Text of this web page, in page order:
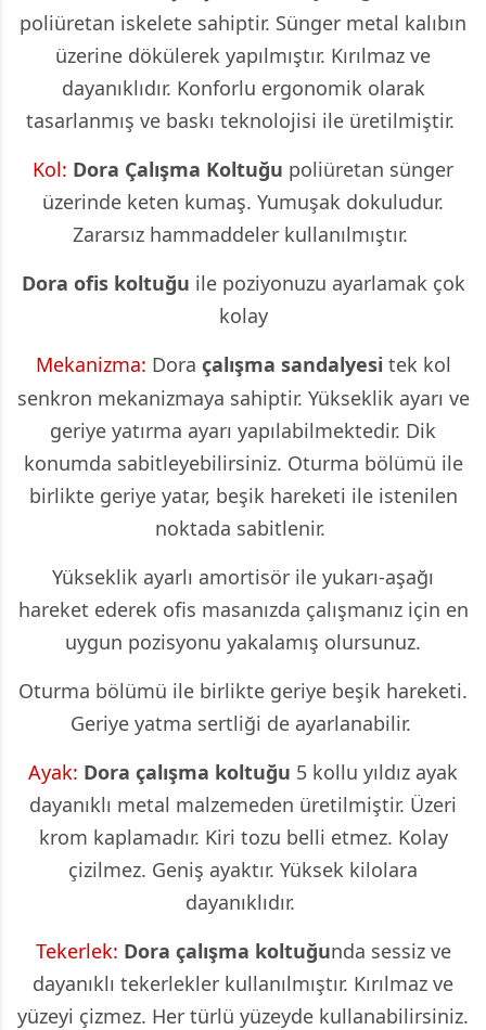
poliüretan iskelete sahiptir. Sünger metal kalıbın
üzerine dökülerek yapılmıştır. Kırılmaz ve
dayanıklıdır. Konforlu ergonomik olarak
tasarlanmış ve baskı teknolojisi ile üretilmiştir.
Kol: Dora Çalışma Koltuğu poliüretan sünger
üzerinde keten kumaş. Yumuşak dokuludur.
Zararsız hammaddeler kullanılmıştır.
Dora ofis koltuğu ile poziyonuzu ayarlamak çok
kolay
Mekanizma: Dora çalışma sandalyesi tek kol
senkron mekanizmaya sahiptir. Yükseklik ayarı ve
geriye yatırma ayarı yapılabilmektedir. Dik
konumda sabitleyebilirsiniz. Oturma bölümü ile
birlikte geriye yatar, beşik hareketi ile istenilen
noktada sabitlenir.
Yükseklik ayarlı amortisör ile yukarı-aşağı
hareket ederek ofis masanızda çalışmanız için en
uygun pozisyonu yakalamış olursunuz.
Oturma bölümü ile birlikte geriye beşik hareketi.
Geriye yatma sertliği de ayarlanabilir.
Ayak: Dora çalışma koltuğu 5 kollu yıldız ayak
dayanıklı metal malzemeden üretilmiştir. Üzeri
krom kaplamadır. Kiri tozu belli etmez. Kolay
çizilmez. Geniş ayaktır. Yüksek kilolara
dayanıklıdır.
Tekerlek: Dora çalışma koltuğunda sessiz ve
dayanıklı tekerlekler kullanılmıştır. Kırılmaz ve
yüzeyi çizmez. Her türlü yüzeyde kullanabilirsiniz.